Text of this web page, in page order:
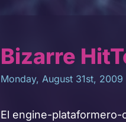
Bizarre
Monday, August 31st, 2009
El engine-plataformero-